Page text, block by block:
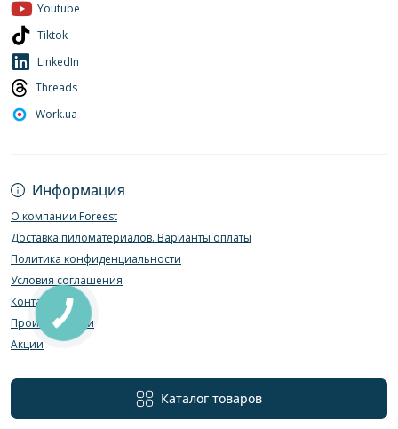
Информация
О компании Foreest
Доставка пиломатериалов. Варианты оплаты
Политика конфиденциальности
Условия соглашения
Контакты
Производители
Акции
Каталог товаров
Youtube
Tiktok
LinkedIn
Threads
Work.ua